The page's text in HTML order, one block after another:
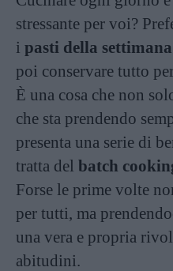
stressante per voi?
i pasti della settimana
poi conservare tutto
È una cosa che non
che sta prendendo
presenta una serie di
tratta del batch
Forse le prime volte
per tutti, ma
una vera e propria
abitudini.